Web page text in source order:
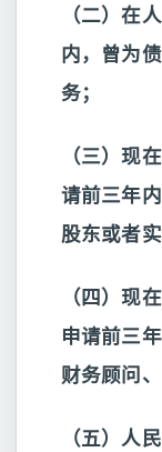
（二）在
内，曾为
务；
（三）现
请前三年
股东或者
（四）现
申请前三
财务顾问
（五）人